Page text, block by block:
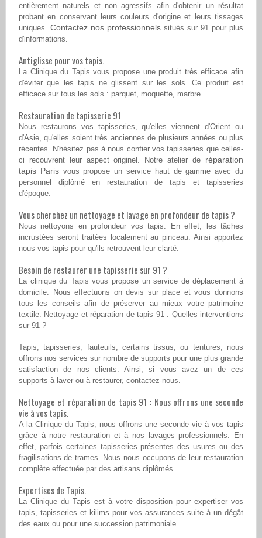
entièrement naturels et non agressifs afin d'obtenir un résultat
probant en conservant leurs couleurs d'origine et leurs tissages
uniques. Contactez nos professionnels situés sur 91 pour plus
d'informations.
Antiglisse pour vos tapis.
La Clinique du Tapis vous propose une produit très efficace afin
d'éviter que les tapis ne glissent sur les sols. Ce produit est
efficace sur tous les sols : parquet, moquette, marbre.
Restauration de tapisserie 91
Nous restaurons vos tapisseries, qu'elles viennent d'Orient ou
d'Asie, qu'elles soient très anciennes de plusieurs années ou plus
récentes. N'hésitez pas à nous confier vos tapisseries que celles-
ci recouvrent leur aspect originel. Notre atelier de réparation
tapis Parisvous propose un service haut de gamme avec du
personnel diplômé en restauration de tapis et tapisseries
d'époque.
Vous cherchez un nettoyage et lavage en profondeur de tapis ?
Nous nettoyons en profondeur vos tapis. En effet, les tâches
incrustées seront traitées localement au pinceau. Ainsi apportez
nous vos tapis pour qu'ils retrouvent leur clarté.
Besoin de restaurer une tapisserie sur 91 ?
La clinique du Tapis vous propose un service de déplacement à
domicile. Nous effectuons on devis sur place et vous donnons
tous les conseils afin de préserver au mieux votre patrimoine
textile. Nettoyage et réparation de tapis 91 : Quelles interventions
sur 91 ?
Tapis, tapisseries, fauteuils, certains tissus, ou tentures, nous
offrons nos services sur nombre de supports pour une plus grande
satisfaction de nos clients. Ainsi, si vous avez un de ces
supports à laver ou à restaurer, contactez-nous.
Nettoyage et réparation de tapis 91 : Nous offrons une seconde
vie à vos tapis.
A la Clinique du Tapis, nous offrons une seconde vie à vos tapis
grâce à notre restauration et à nos lavages professionnels. En
effet, parfois certaines tapisseries présentes des usures ou des
fragilisations de trames. Nous nous occupons de leur restauration
complète effectuée par des artisans diplômés.
Expertises de Tapis.
La Clinique du Tapis est à votre disposition pour expertiser vos
tapis, tapisseries et kilims pour vos assurances suite à un dégât
des eaux ou pour une succession patrimoniale.